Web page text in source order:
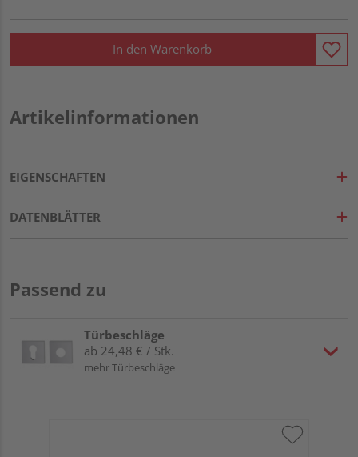
In den Warenkorb
Artikelinformationen
EIGENSCHAFTEN
DATENBLÄTTER
Passend zu
Türbeschläge
ab 24,48 € / Stk.
mehr Türbeschläge